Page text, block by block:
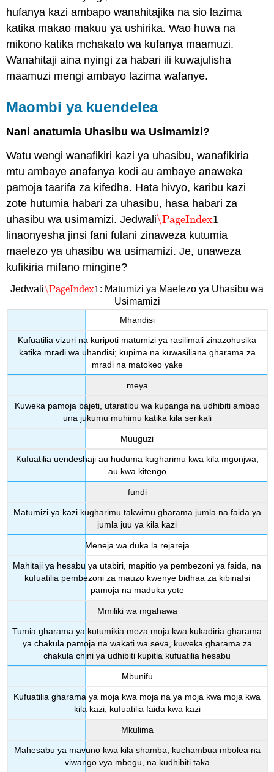
hufanya kazi ambapo wanahitajika na sio lazima
katika makao makuu ya ushirika. Wao huwa na
mikono katika mchakato wa kufanya maamuzi.
Wanahitaji aina nyingi za habari ili kuwajulisha
maamuzi mengi ambayo lazima wafanye.
Maombi ya kuendelea
Nani anatumia Uhasibu wa Usimamizi?
Watu wengi wanafikiri kazi ya uhasibu, wanafikiria
mtu ambaye anafanya kodi au ambaye anaweka
pamoja taarifa za kifedha. Hata hivyo, karibu kazi
zote hutumia habari za uhasibu, hasa habari za
uhasibu wa usimamizi. Jedwali\PageIndex1
\PageIndex1
linaonyesha jinsi fani fulani zinaweza kutumia
maelezo ya uhasibu wa usimamizi. Je, unaweza
kufikiria mifano mingine?
Jedwali\PageIndex1
\PageIndex1: Matumizi ya Maelezo ya Uhasibu wa
Usimamizi
Mhandisi
Kufuatilia vizuri na kuripoti matumizi ya rasilimali zinazohusika
katika mradi wa uhandisi; kupima na kuwasiliana gharama za
mradi na matokeo yake
meya
Kuweka pamoja bajeti, utaratibu wa kupanga na udhibiti ambao
una jukumu muhimu katika kila serikali
Muuguzi
Kufuatilia uendeshaji au huduma kugharimu kwa kila mgonjwa,
au kwa kitengo
fundi
Matumizi ya kazi kugharimu takwimu gharama jumla na faida ya
jumla juu ya kila kazi
Meneja wa duka la rejareja
Mahitaji ya hesabu ya utabiri, mapitio ya pembezoni ya faida, na
kufuatilia pembezoni za mauzo kwenye bidhaa za kibinafsi
pamoja na maduka yote
Mmiliki wa mgahawa
Tumia gharama ya kutumikia meza moja kwa kukadiria gharama
ya chakula pamoja na wakati wa seva, kuweka gharama za
chakula chini ya udhibiti kupitia kufuatilia hesabu
Mbunifu
Kufuatilia gharama ya moja kwa moja na ya moja kwa moja kwa
kila kazi; kufuatilia faida kwa kazi
Mkulima
Mahesabu ya mavuno kwa kila shamba, kuchambua mbolea na
viwango vya mbegu, na kudhibiti taka